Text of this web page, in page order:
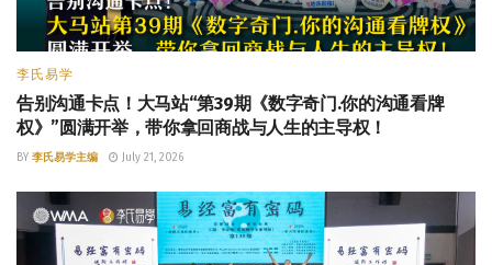
李氏易学
告别沟通卡点！大马站“第39期《数字奇门.你的沟通看牌
权》”圆满开举，带你拿回商战与人生的主导权！
BY 李氏易学主编 July 21, 2026